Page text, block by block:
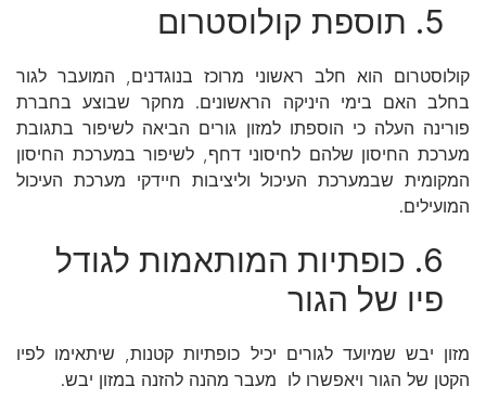
5. תוספת קולוסטרום
קולוסטרום הוא חלב ראשוני מרוכז בנוגדנים, המועבר לגור
בחלב האם בימי היניקה הראשונים. מחקר שבוצע בחברת
פורינה העלה כי הוספתו למזון גורים הביאה לשיפור בתגובת
מערכת החיסון שלהם לחיסוני דחף, לשיפור במערכת החיסון
המקומית שבמערכת העיכול וליציבות חיידקי מערכת העיכול
המועילים.
6. כופתיות המותאמות לגודל
פיו של הגור
מזון יבש שמיועד לגורים יכיל כופתיות קטנות, שיתאימו לפיו
הקטן של הגור ויאפשרו לו מעבר מהנה להזנה במזון יבש.